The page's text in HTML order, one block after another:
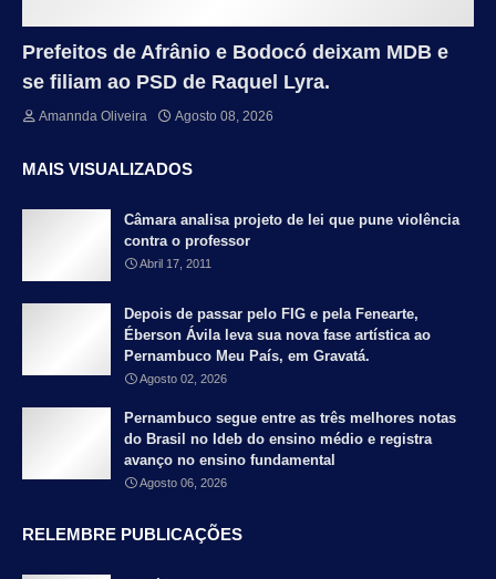
Prefeitos de Afrânio e Bodocó deixam MDB e
se filiam ao PSD de Raquel Lyra.
Amannda Oliveira Agosto 08, 2026
MAIS VISUALIZADOS
Câmara analisa projeto de lei que pune violência
contra o professor
Abril 17, 2011
Depois de passar pelo FIG e pela Fenearte,
Éberson Ávila leva sua nova fase artística ao
Pernambuco Meu País, em Gravatá.
Agosto 02, 2026
Pernambuco segue entre as três melhores notas
do Brasil no Ideb do ensino médio e registra
avanço no ensino fundamental
Agosto 06, 2026
RELEMBRE PUBLICAÇÕES